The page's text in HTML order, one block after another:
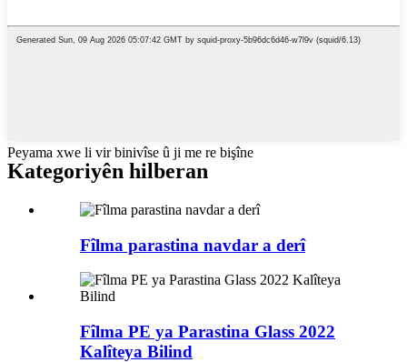
Peyama xwe li vir binivîse û ji me re bişîne
Kategoriyên hilberan
Fîlma parastina navdar a derî
Fîlma PE ya Parastina Glass 2022
Kalîteya Bilind